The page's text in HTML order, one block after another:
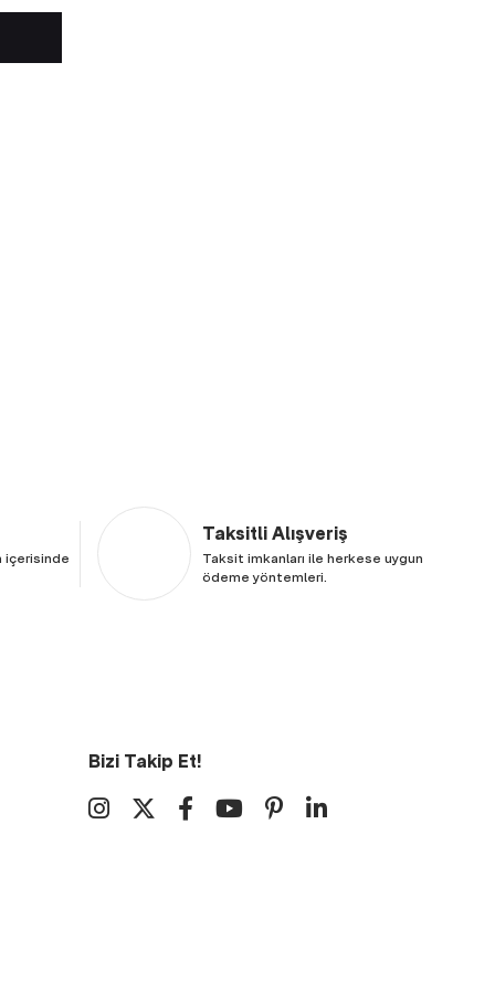
içerisinde
Taksitli Alışveriş
Taksit imkanları ile herkese uygun
ödeme yöntemleri.
Bizi Takip Et!